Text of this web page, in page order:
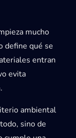
mucho
define qué se
entran
evita
ambiental
sino de